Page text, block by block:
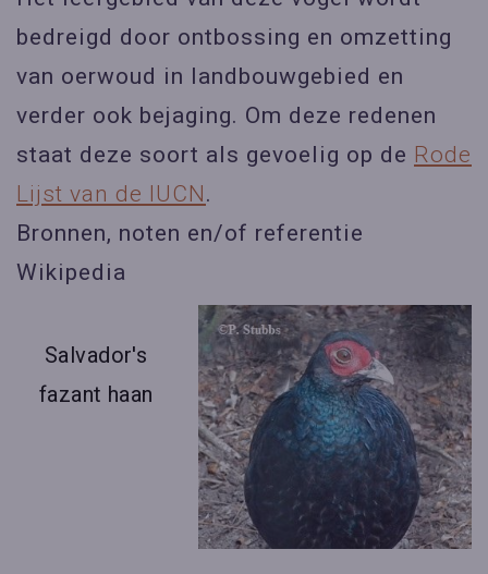
bedreigd door ontbossing en omzetting
van oerwoud in landbouwgebied en
verder ook bejaging. Om deze redenen
staat deze soort als gevoelig op de Rode
Lijst van de IUCN.
Bronnen, noten en/of referentie
Wikipedia
Salvador's
fazant haan